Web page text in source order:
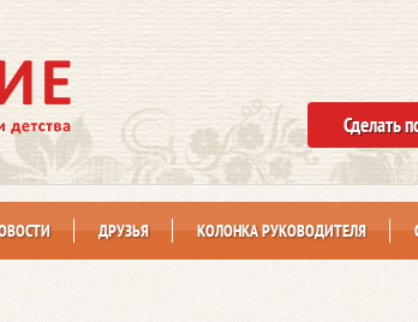
Сделать
ДРУЗЬЯ КОЛОНКА РУКОВОДИТЕЛЯ